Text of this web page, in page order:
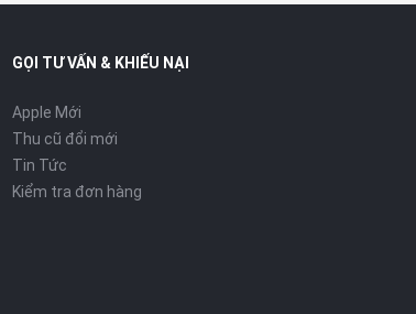
GỌI TƯ VẤN & KHIẾU NẠI
Apple Mới
Thu cũ đổi mới
Tin Tức
Kiểm tra đơn hàng